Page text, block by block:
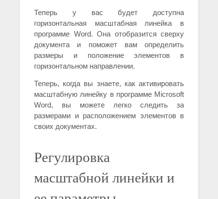
Теперь у вас будет доступна
горизонтальная масштабная линейка в
программе Word. Она отобразится сверху
документа и поможет вам определить
размеры и положение элементов в
горизонтальном направлении.
Теперь, когда вы знаете, как активировать
масштабную линейку в программе Microsoft
Word, вы можете легко следить за
размерами и расположением элементов в
своих документах.
Регулировка
масштабной линейки и